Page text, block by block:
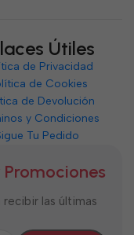
Útiles
de Privacidad
de Cookies
de Devolución
y Condiciones
Tu Pedido
recibir las últimas